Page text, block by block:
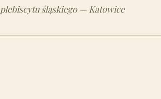
śląskiego — Katowice